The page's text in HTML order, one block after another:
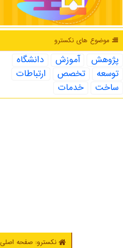
موضوع های نكسترو
پژوهش آموزش
دانشگاه
توسعه
تخصص
ارتباطات
ساخت
خدمات
نکسترو: صفحه اصلی